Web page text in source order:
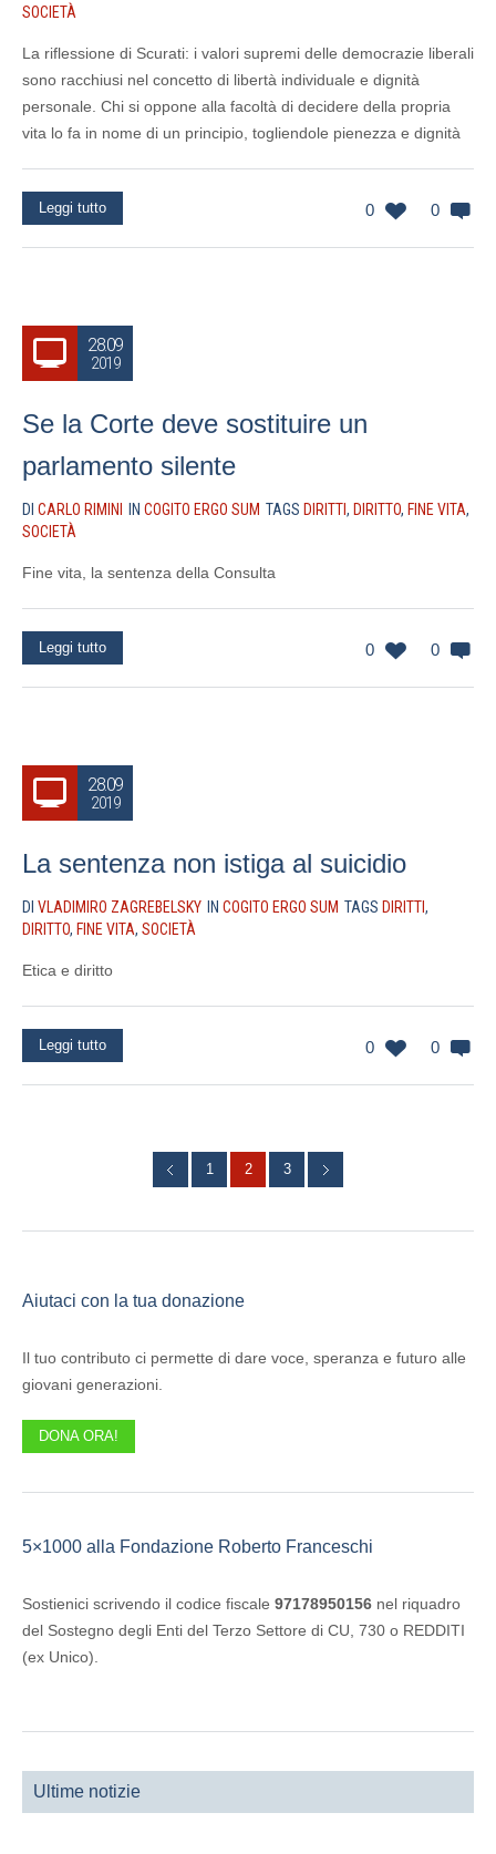
SOCIETÀ
La riflessione di Scurati: i valori supremi delle democrazie liberali
sono racchiusi nel concetto di libertà individuale e dignità
personale. Chi si oppone alla facoltà di decidere della propria
vita lo fa in nome di un principio, togliendole pienezza e dignità
0 0
Leggi tutto
28.09
2019
Se la Corte deve sostituire un
parlamento silente
DI CARLO RIMINI IN COGITO ERGO SUM TAGS DIRITTI, DIRITTO, FINE VITA,
SOCIETÀ
Fine vita, la sentenza della Consulta
0 0
Leggi tutto
28.09
2019
La sentenza non istiga al suicidio
DI VLADIMIRO ZAGREBELSKY IN COGITO ERGO SUM TAGS DIRITTI,
DIRITTO, FINE VITA, SOCIETÀ
Etica e diritto
0 0
Leggi tutto
1 2 3
Aiutaci con la tua donazione
Il tuo contributo ci permette di dare voce, speranza e futuro alle
giovani generazioni.
DONA ORA!
5×1000 alla Fondazione Roberto Franceschi
Sostienici scrivendo il codice fiscale 97178950156 nel riquadro
del Sostegno degli Enti del Terzo Settore di CU, 730 o REDDITI
(ex Unico).
Ultime notizie